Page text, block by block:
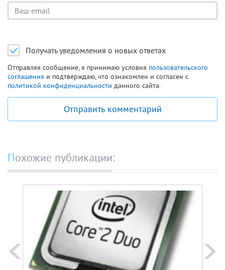
Email
пользователя
Получать уведомления о новых ответах
Отправляя сообщение, я принимаю условия пользовательского
соглашения и подтверждаю, что ознакомлен и согласен с
политикой конфиденциальности данного сайта.
Отправить комментарий
Похожие публикации: